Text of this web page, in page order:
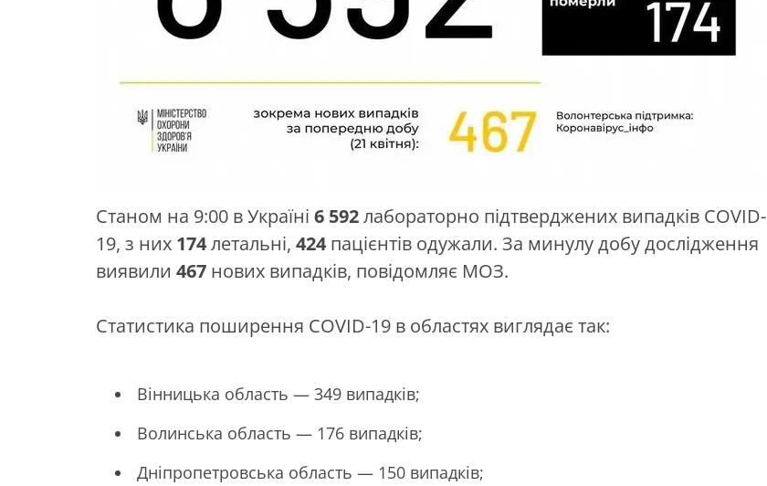
Станом на 9:00 в Україні 6 592лабораторно підтверджених випадків COVID-
19, з них 174летальні, 424 пацієнтів одужали. За минулу добу дослідження
виявили 467 нових випадків, повідомляє МОЗ.
Статистика поширення COVID-19 в областях виглядає так:
Вінницька область — 349 випадків;
Волинська область — 176 випадків;
Дніпропетровська область — 150 випадків;